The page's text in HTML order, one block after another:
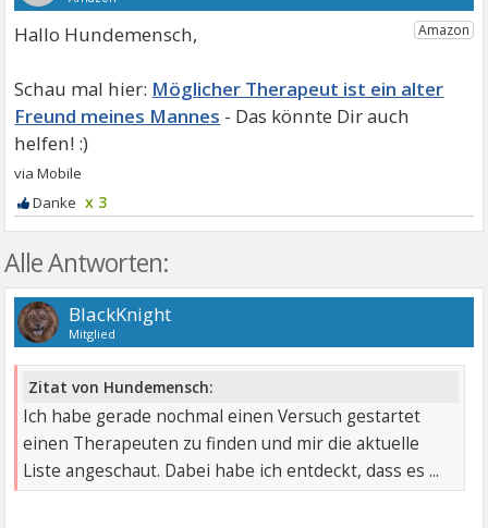
Hallo Hundemensch,
Möglicher Therapeut ist ein alter
Freund meines Mannes
x 3
Alle Antworten:
BlackKnight
Mitglied
Zitat von Hundemensch:
Ich habe gerade nochmal einen Versuch gestartet
einen Therapeuten zu finden und mir die aktuelle
Liste angeschaut. Dabei habe ich entdeckt, dass es ...